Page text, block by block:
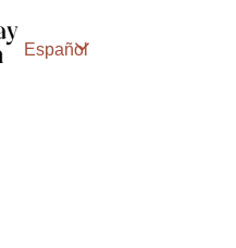
Español